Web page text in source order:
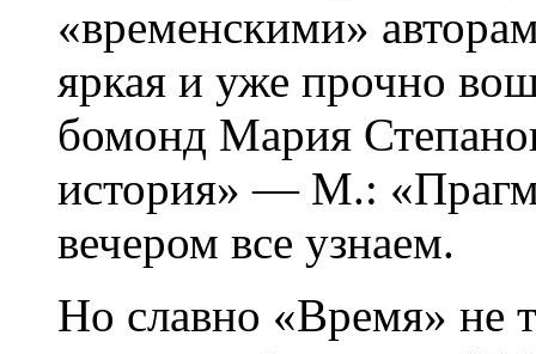
«временскими»
яркая и уже прочно
бомонд Мария
история» — М.:
вечером все узнаем.
Но славно «Время» не